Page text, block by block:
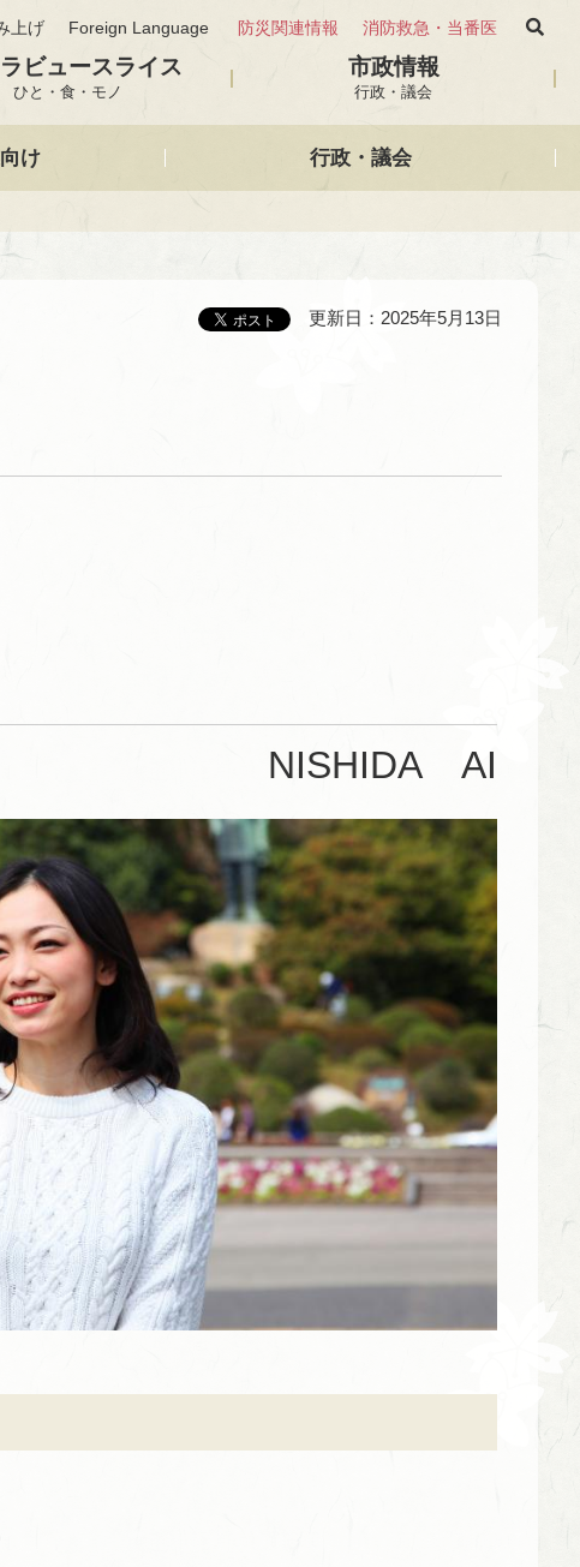
上げ Foreign Language 防災関連情報 消防救急・当番医
ビュースライス
ひと・食・モノ
市政情報
行政・議会
け 行政・議会
更新日：2025年5月13日
NISHIDA
AI